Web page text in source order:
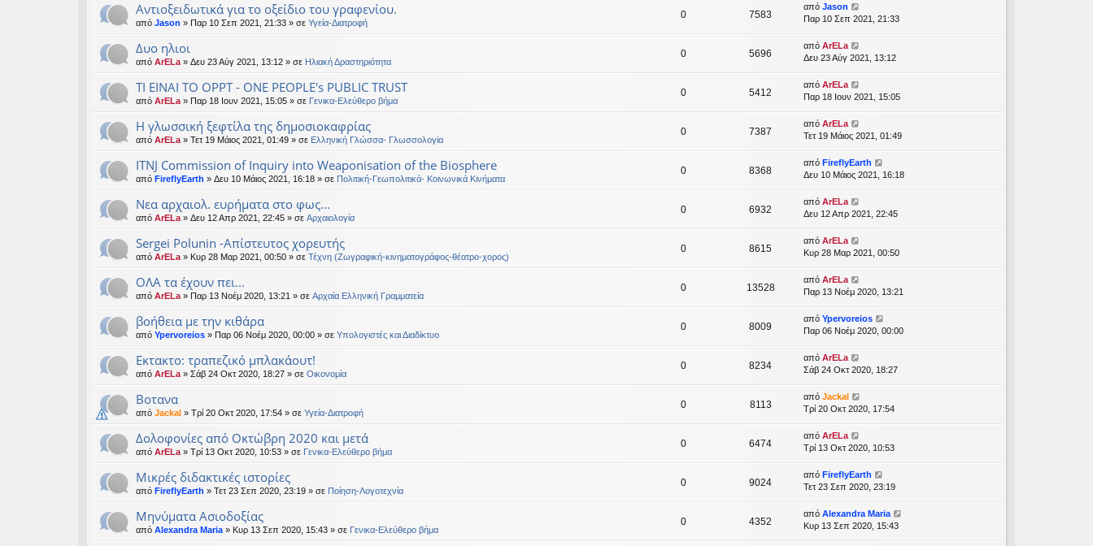
Αντιοξειδωτικά για το οξείδιο του γραφενίου.
από Jason » Παρ 10 Σεπ 2021, 21:33 » σε Υγεία-Διατροφή
0 7583
από Jason
Παρ 10 Σεπ 2021, 21:33
Δυο ηλιοι
από ArELa» Δευ 23 Αύγ 2021, 13:12 » σε Ηλιακή Δραστηριότητα
0 5696
από ArELa
Δευ 23 Αύγ 2021, 13:12
ΤΙ ΕΙΝΑΙ ΤΟ OPPT - ONE PEOPLE's PUBLIC TRUST
από ArELa» Παρ 18 Ιουν 2021, 15:05 » σε Γενικα-Ελεύθερο βήμα
0 5412
από ArELa
Παρ 18 Ιουν 2021, 15:05
Η γλωσσική ξεφτίλα της δημοσιοκαφρίας
από ArELa» Τετ 19 Μάιος 2021, 01:49 » σε Ελληνική Γλώσσα- Γλωσσολογία
0 7387
από ArELa
Τετ 19 Μάιος 2021, 01:49
ITNJ Commission of Inquiry into Weaponisation of the Biosphere
από FireflyEarth » Δευ 10 Μάιος 2021, 16:18 » σε Πολιτική-Γεωπολιτικά- Κοινωνικά Κινήματα
0 8368
από FireflyEarth
Δευ 10 Μάιος 2021, 16:18
Νεα αρχαιολ. ευρήματα στο φως...
από ArELa» Δευ 12 Απρ 2021, 22:45 » σε Αρχαιολογία
0 6932
από ArELa
Δευ 12 Απρ 2021, 22:45
Sergei Polunin -Απίστευτος χορευτής
από ArELa» Κυρ 28 Μαρ 2021, 00:50 » σε Τέχνη (Ζωγραφική-κινηματογράφος-θέατρο-χορος)
0 8615
από ArELa
Κυρ 28 Μαρ 2021, 00:50
ΟΛΑ τα έχουν πει...
από ArELa» Παρ 13 Νοέμ 2020, 13:21 » σε Αρχαία Ελληνική Γραμματεία
0 13528
από ArELa
Παρ 13 Νοέμ 2020, 13:21
βοήθεια με την κιθάρα
από Ypervoreios » Παρ 06 Νοέμ 2020, 00:00 » σε Υπολογιστές και Διαδίκτυο
0 8009
από Ypervoreios
Παρ 06 Νοέμ 2020, 00:00
Εκτακτο: τραπεζικό μπλακάουτ!
από ArELa» Σάβ 24 Οκτ 2020, 18:27 » σε Oικονομία
0 8234
από ArELa
Σάβ 24 Οκτ 2020, 18:27
Βοτανα
από Jackal » Τρί 20 Οκτ 2020, 17:54 » σε Υγεία-Διατροφή
0 8113
από Jackal
Τρί 20 Οκτ 2020, 17:54
Δολοφονίες από Οκτώβρη 2020 και μετά
από ArELa» Τρί 13 Οκτ 2020, 10:53 » σε Γενικα-Ελεύθερο βήμα
0 6474
από ArELa
Τρί 13 Οκτ 2020, 10:53
Μικρές διδακτικές ιστορίες
από FireflyEarth » Τετ 23 Σεπ 2020, 23:19 » σε Ποίηση-Λογοτεχνία
0 9024
από FireflyEarth
Τετ 23 Σεπ 2020, 23:19
Μηνύματα Ασιοδοξίας
από Alexandra Maria» Κυρ 13 Σεπ 2020, 15:43 » σε Γενικα-Ελεύθερο βήμα
0 4352
από Alexandra Maria
Κυρ 13 Σεπ 2020, 15:43